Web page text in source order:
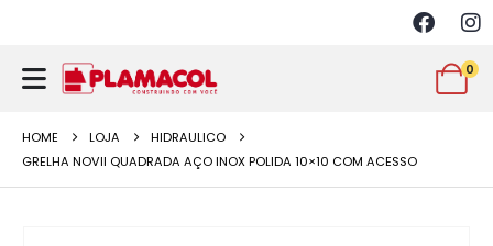
0
HOME LOJA
HIDRAULICO
GRELHA NOVII QUADRADA AÇO INOX POLIDA 10×10 COM ACESSO